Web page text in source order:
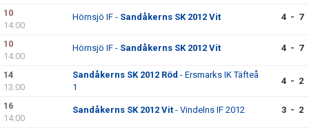
10
14:00
Hörnsjö IF - Sandåkerns SK 2012 Vit 4 - 7
10
14:00
Hörnsjö IF - Sandåkerns SK 2012 Vit 4 - 7
14
13:00
Sandåkerns SK 2012 Röd - Ersmarks IK Täfteå
1
4 - 2
16
14:00
Sandåkerns SK 2012 Vit - Vindelns IF 2012 3 - 2